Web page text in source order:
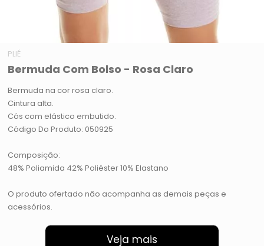
PLIÉ
Bermuda Com Bolso - Rosa Claro
Bermuda na cor rosa claro.
Cintura alta.
Cós com elástico embutido.
Código Do Produto: 050925
Composição:
48% Poliamida 42% Poliéster 10% Elastano
O produto ofertado não acompanha as demais peças e
acessórios.
Veja mais